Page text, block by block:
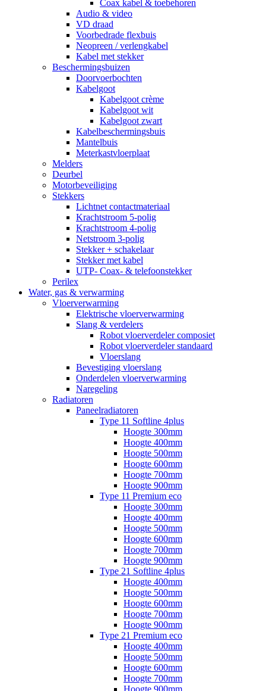
Coax kabel & toebehoren
Audio & video
VD draad
Voorbedrade flexbuis
Neopreen / verlengkabel
Kabel met stekker
Beschermingsbuizen
Doorvoerbochten
Kabelgoot
Kabelgoot crème
Kabelgoot wit
Kabelgoot zwart
Kabelbeschermingsbuis
Mantelbuis
Meterkastvloerplaat
Melders
Deurbel
Motorbeveiliging
Stekkers
Lichtnet contactmateriaal
Krachtstroom 5-polig
Krachtstroom 4-polig
Netstroom 3-polig
Stekker + schakelaar
Stekker met kabel
UTP- Coax- & telefoonstekker
Perilex
Water, gas & verwarming
Vloerverwarming
Elektrische vloerverwarming
Slang & verdelers
Robot vloerverdeler composiet
Robot vloerverdeler standaard
Vloerslang
Bevestiging vloerslang
Onderdelen vloerverwarming
Naregeling
Radiatoren
Paneelradiatoren
Type 11 Softline 4plus
Hoogte 300mm
Hoogte 400mm
Hoogte 500mm
Hoogte 600mm
Hoogte 700mm
Hoogte 900mm
Type 11 Premium eco
Hoogte 300mm
Hoogte 400mm
Hoogte 500mm
Hoogte 600mm
Hoogte 700mm
Hoogte 900mm
Type 21 Softline 4plus
Hoogte 400mm
Hoogte 500mm
Hoogte 600mm
Hoogte 700mm
Hoogte 900mm
Type 21 Premium eco
Hoogte 400mm
Hoogte 500mm
Hoogte 600mm
Hoogte 700mm
Hoogte 900mm